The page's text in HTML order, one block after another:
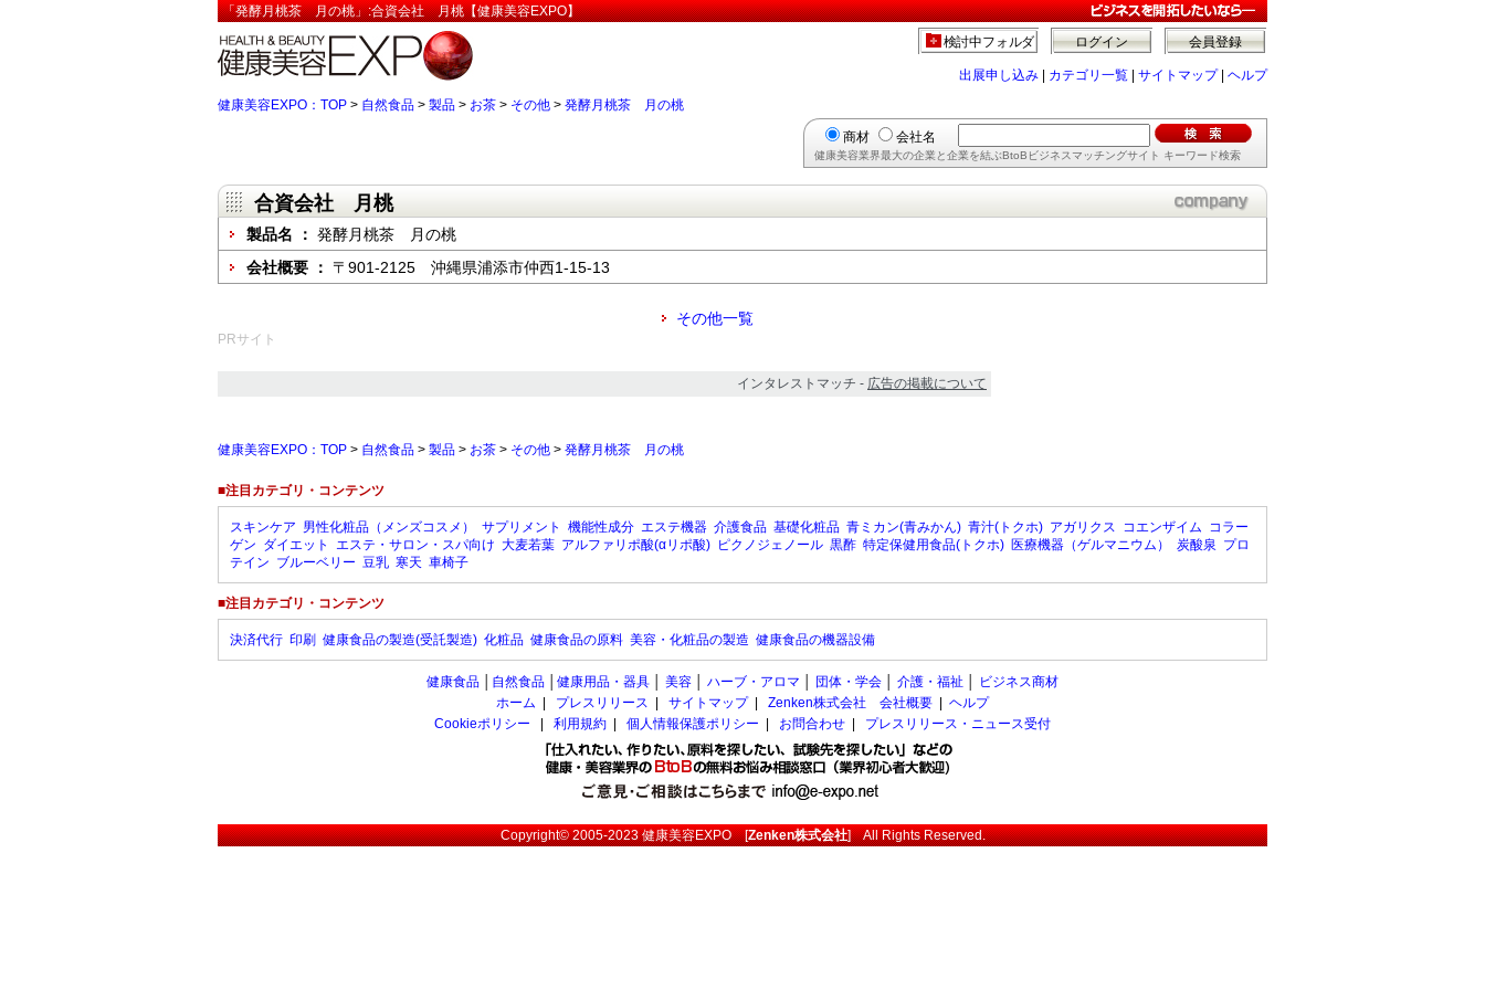
「発酵月桃茶 月の桃」:合資会社 月桃【健康美容EXPO】
会員登録
ログイン
検討中フォルダ
出展申し込み カテゴリ一覧 サイトマップ| ヘルプ
健康美容EXPO：TOP > 自然食品 > 製品 > お茶 > その他 > 発酵月桃茶 月の桃
商材 会社名
健康美容業界最大の企業と企業を結ぶBtoBビジネスマッチングサイト キーワード検索
合資会社 月桃
製品名 ： 発酵月桃茶 月の桃
会社概要 ： 〒901-2125 沖縄県浦添市仲西1-15-13
その他一覧
PRサイト
インタレストマッチ - 広告の掲載について
健康美容EXPO：TOP > 自然食品 > 製品 > お茶 > その他 > 発酵月桃茶 月の桃
■注目カテゴリ・コンテンツ
スキンケア 男性化粧品（メンズコスメ） サプリメント 機能性成分 エステ機器 介護食品 基礎化粧品 青ミカン(青みかん) 青汁(トクホ) アガリクス コエンザイム コラー
ゲン ダイエット エステ・サロン・スパ向け 大麦若葉 アルファリポ酸(αリポ酸) ピクノジェノール 黒酢 特定保健用食品(トクホ) 医療機器（ゲルマニウム） 炭酸泉 プロ
テイン ブルーベリー 豆乳 寒天 車椅子
■注目カテゴリ・コンテンツ
決済代行 印刷 健康食品の製造(受託製造) 化粧品 健康食品の原料 美容・化粧品の製造 健康食品の機器設備
健康食品 自然食品 健康用品・器具 美容 ハーブ・アロマ 団体・学会 介護・福祉
ビジネス商材
ホーム
プレスリリース サイトマップ| Zenken株式会社 会社概要
ヘルプ
Cookieポリシー
利用規約 個人情報保護ポリシー お問合わせ プレスリリース・ニュース受付
Copyright© 2005-2023健康美容EXPO[Zenken株式会社] All Rights Reserved.